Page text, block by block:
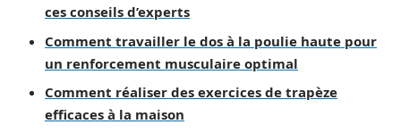
ces conseils d’experts
Comment travailler le dos à la poulie haute pour
un renforcement musculaire optimal
Comment réaliser des exercices de trapèze
efficaces à la maison